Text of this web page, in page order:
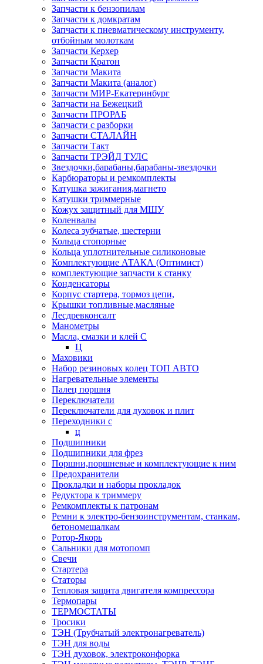
Запчасти к бензопилам
Запчасти к домкратам
Запчасти к пневматическому инструменту,
отбойным молоткам
Запчасти Керхер
Запчасти Кратон
Запчасти Макита
Запчасти Макита (аналог)
Запчасти МИР-Екатеринбург
Запчасти на Бежецкий
Запчасти ПРОРАБ
Запчасти с разборки
Запчасти СТАЛАЙН
Запчасти Такт
Запчасти ТРЭЙД ТУЛС
Звездочки,барабаны,барабаны-звездочки
Карбюраторы и ремкомплекты
Катушка зажигания,магнето
Катушки триммерные
Кожух защитный для МШУ
Коленвалы
Колеса зубчатые, шестерни
Кольца стопорные
Кольца уплотнительные силиконовые
Комплектующие АТАКА (Оптимист)
комплектующие запчасти к станку
Конденсаторы
Корпус стартера, тормоз цепи,
Крышки топливные,масляные
Лесдревконсалт
Манометры
Масла, смазки и клей С
Ц
Маховики
Набор резиновых колец ТОП АВТО
Нагревательные элементы
Палец поршня
Переключатели
Переключатели для духовок и плит
Переходники с
ц
Подшипники
Подшипники для фрез
Поршни,поршневые и комплектующие к ним
Предохранители
Прокладки и наборы прокладок
Редуктора к триммеру
Ремкомплекты к патронам
Ремни к электро-бензоинструментам, станкам,
бетономешалкам
Ротор-Якорь
Сальники для мотопомп
Свечи
Стартера
Статоры
Тепловая защита двигателя компрессора
Термопары
ТЕРМОСТАТЫ
Тросики
ТЭН (Трубчатый электронагреватель)
ТЭН для воды
ТЭН духовок, электроконфорка